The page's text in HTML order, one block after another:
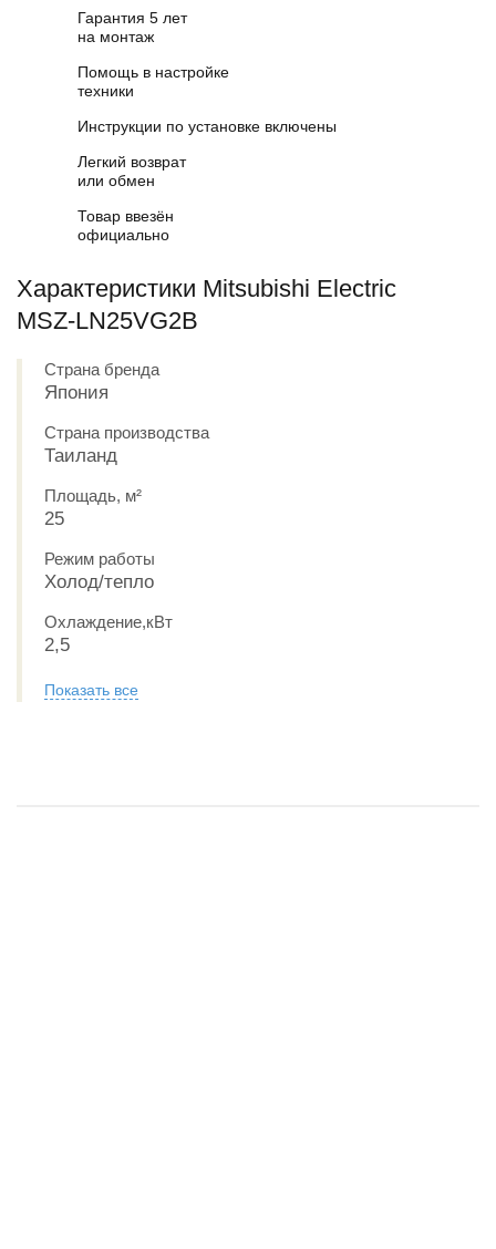
Гарантия 5 лет
на монтаж
Помощь в настройке
техники
Инструкции по установке включены
Легкий возврат
или обмен
Товар ввезён
официально
Характеристики Mitsubishi Electric
MSZ-LN25VG2B
Страна бренда
Япония
Страна производства
Таиланд
Площадь, м²
25
Режим работы
Холод/тепло
Охлаждение,кВт
2,5
Показать все